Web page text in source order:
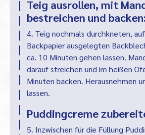
Teig ausrollen, mit
bestreichen und
4. Teig nochmals durchkneten,
Backpapier ausgelegten
ca. 10 Minuten gehen lassen.
darauf streichen und im heißen
Minuten backen. Herausnehmen
lassen.
Puddingcreme
5. Inzwischen für die Füllung